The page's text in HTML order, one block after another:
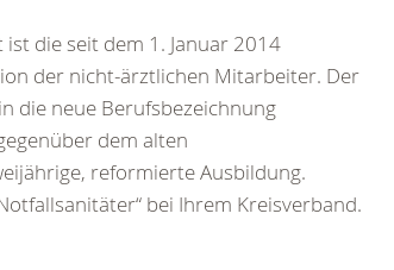
die seit dem 1. Januar 2014
der nicht-ärztlichen Mitarbeiter. Der
die neue Berufsbezeichnung
dem alten
reformierte Ausbildung.
bei Ihrem Kreisverband.